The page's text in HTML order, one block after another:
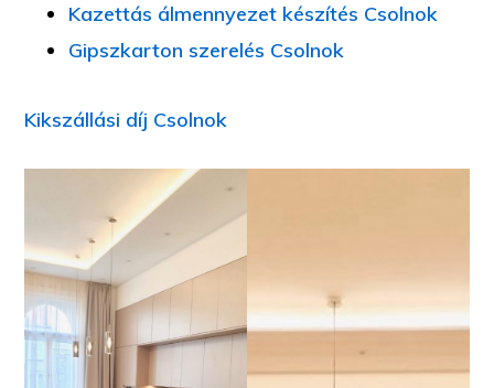
Kazettás álmennyezet készítés Csolnok
Gipszkarton szerelés Csolnok
Kikszállási díj Csolnok